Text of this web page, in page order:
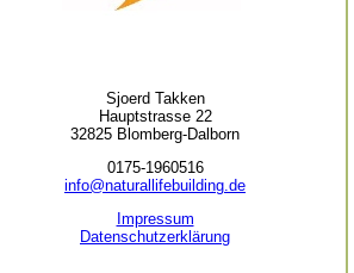
Sjoerd Takken
Hauptstrasse 22
32825 Blomberg-Dalborn
0175-1960516
info@naturallifebuilding.de
Impressum
Datenschutzerklärung